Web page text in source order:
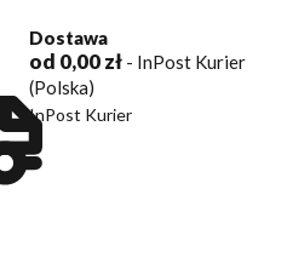
Dostawa
od 0,00 zł - InPost Kurier
(Polska)
InPost Kurier